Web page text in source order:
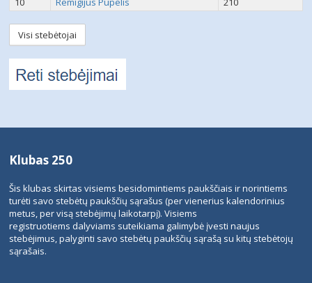
Visi stebėtojai
Klubas 250
Šis klubas skirtas visiems besidomintiems paukščiais ir norintiems
turėti savo stebėtų paukščių sąrašus (per vienerius kalendorinius
metus, per visą stebėjimų laikotarpį). Visiems
registruotiems dalyviams suteikiama galimybė įvesti naujus
stebėjimus, palyginti savo stebėtų paukščių sąrašą su kitų stebėtojų
sąrašais.